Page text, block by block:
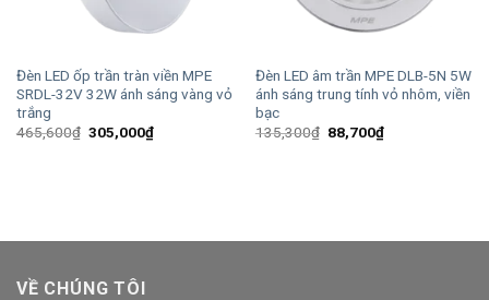
Đèn LED ốp trần tràn viền MPE
SRDL-32V 32W ánh sáng vàng vỏ
trắng
465,600₫ Giá
305,000₫Giá
hiện
Đèn LED âm trần MPE DLB-5N 5W
ánh sáng trung tính vỏ nhôm, viền
bạc
135,300₫ Giá
gốc
88,700₫Giá
hiện
VỀ CHÚNG TÔI